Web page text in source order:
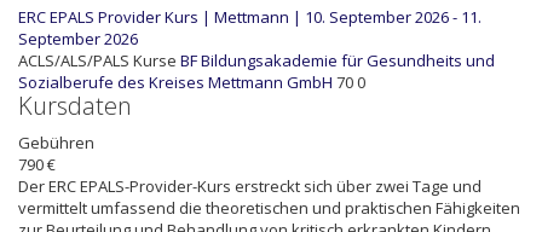
ERC EPALS Provider Kurs | Mettmann | 10. September 2026 - 11.
September 2026
ACLS/ALS/PALS Kurse BFBildungsakademie für Gesundheits und
Sozialberufe des Kreises Mettmann GmbH 700
Kursdaten
Gebühren
790 €
Der ERC EPALS-Provider-Kurs erstreckt sich über zwei Tage und
vermittelt umfassend die theoretischen und praktischen Fähigkeiten